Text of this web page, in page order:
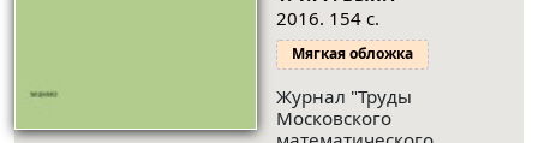
2016. 154 с.
Мягкая обложка
Журнал "Труды
Московского